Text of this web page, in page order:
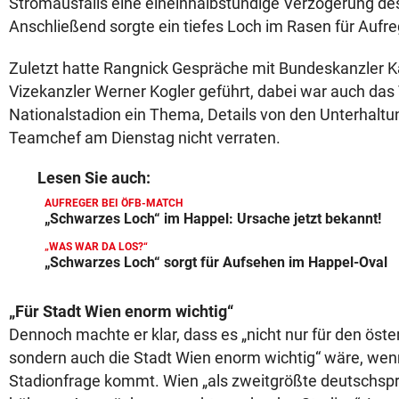
Anschließend sorgte ein tiefes Loch im Rasen für
Zuletzt hatte Rangnick Gespräche mit Bundeskanzler
Vizekanzler Werner Kogler geführt, dabei war auch das
Nationalstadion ein Thema, Details von den
Teamchef am Dienstag nicht verraten.
Lesen Sie auch:
AUFREGER BEI ÖFB-MATCH
„Schwarzes Loch“ im Happel: Ursache jetzt bekannt!
„WAS WAR DA LOS?“
„Schwarzes Loch“ sorgt für Aufsehen im Happel-Oval
„Für Stadt Wien enorm wichtig“
Dennoch machte er klar, dass es „nicht nur für den
sondern auch die Stadt Wien enorm wichtig“ wäre,
Stadionfrage kommt. Wien „als zweitgrößte